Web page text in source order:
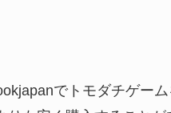
でトモダチゲー